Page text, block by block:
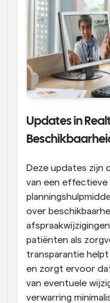
Updates in
Deze updates zijn
van een effectieve
over
patiënten als
transparantie
en zorgt ervoor
van eventuele
verwarring